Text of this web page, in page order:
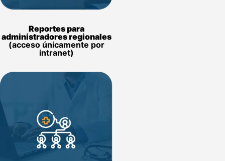
Reportes para
administradores regionales
(acceso únicamente por
intranet)